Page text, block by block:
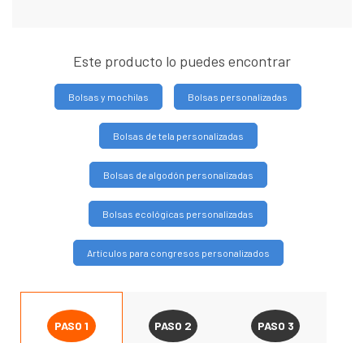
Este producto lo puedes encontrar
Bolsas y mochilas Bolsas personalizadas
Bolsas de tela personalizadas
Bolsas de algodón personalizadas
Bolsas ecológicas personalizadas
Artículos para congresos personalizados